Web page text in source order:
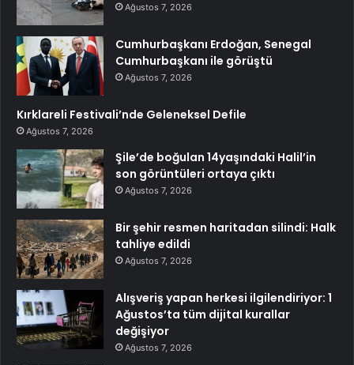
Ağustos 7, 2026
Cumhurbaşkanı Erdoğan, Senegal
Cumhurbaşkanı ile görüştü
Ağustos 7, 2026
Kırklareli Festivali’nde Geleneksel Defile
Ağustos 7, 2026
Şile’de boğulan 14yaşındaki Halil’in
son görüntüleri ortaya çıktı
Ağustos 7, 2026
Bir şehir resmen haritadan silindi: Halk
tahliye edildi
Ağustos 7, 2026
Alışveriş yapan herkesi ilgilendiriyor: 1
Ağustos’ta tüm dijital kurallar
değişiyor
Ağustos 7, 2026